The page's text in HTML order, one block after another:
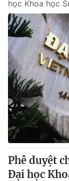
học Khoa học
Phê duyệt
Đại học